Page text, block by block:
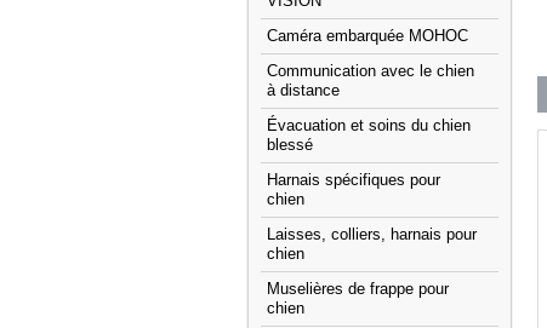
Caméra embarquée MOHOC
Communication avec le chien
à distance
Évacuation et soins du chien
blessé
Harnais spécifiques pour
chien
Laisses, colliers, harnais pour
chien
Muselières de frappe pour
chien